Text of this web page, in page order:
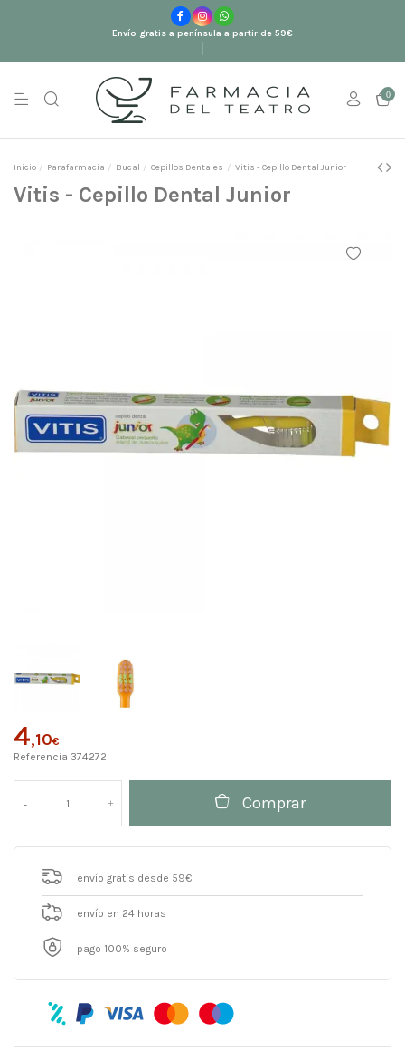
Envío gratis a península a partir de 59€
0
Inicio Parafarmacia Bucal Cepillos Dentales Vitis - Cepillo Dental Junior
Vitis - Cepillo Dental Junior
4,10€
Referencia 374272
Comprar
envío gratis desde 59€
envío en 24 horas
pago 100% seguro